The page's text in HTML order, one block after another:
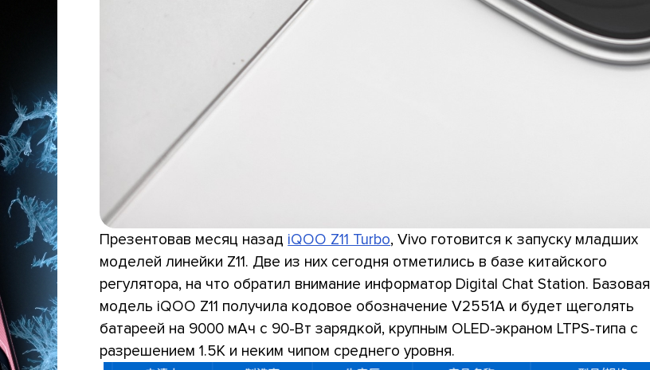
Презентовав месяц назад iQOO Z11 Turbo, Vivo готовится к запуску младших
моделей линейки Z11. Две из них сегодня отметились в базе китайского
регулятора, на что обратил внимание информатор Digital Chat Station. Базовая
модель iQOO Z11 получила кодовое обозначение V2551A и будет щеголять
батареей на 9000 мАч с 90-Вт зарядкой, крупным OLED-экраном LTPS-типа с
разрешением 1.5K и неким чипом среднего уровня.